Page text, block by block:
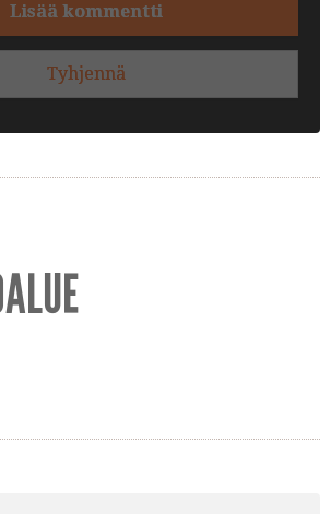
Lisää kommentti
Tyhjennä